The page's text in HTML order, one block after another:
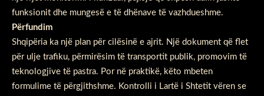
funksionit dhe mungesë e të dhënave të vazhdueshme.
Përfundim
Shqipëria ka një plan për cilësinë e ajrit. Një dokument që flet
për ulje trafiku, përmirësim të transportit publik, promovim të
teknologjive të pastra. Por në praktikë, këto mbeten
formulime të përgjithshme. Kontrolli i Lartë i Shtetit vëren se